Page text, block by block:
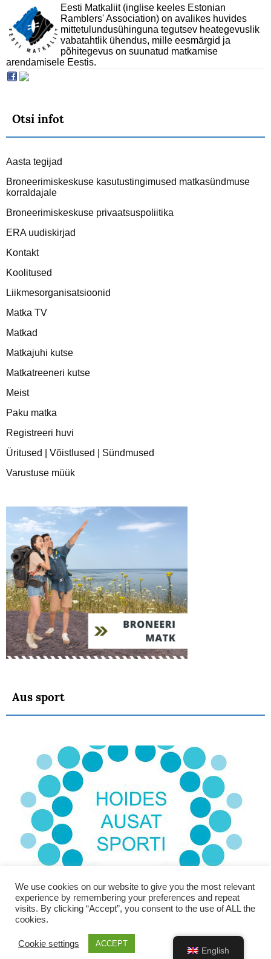
Eesti Matkaliit (inglise keeles Estonian
Ramblers' Association) on avalikes huvides
mittetulundusühinguna tegutsev heategevuslik
vabatahtlik ühendus, mille eesmärgid ja
põhitegevus on suunatud matkamise
arendamisele Eestis.
Otsi infot
Aasta tegijad
Broneerimiskeskuse kasutustingimused matkasündmuse
korraldajale
Broneerimiskeskuse privaatsuspoliitika
ERA uudiskirjad
Kontakt
Koolitused
Liikmesorganisatsioonid
Matka TV
Matkad
Matkajuhi kutse
Matkatreeneri kutse
Meist
Paku matka
Registreeri huvi
Üritused | Võistlused | Sündmused
Varustuse müük
Aus sport
We use cookies on our website to give you the most relevant
experience by remembering your preferences and repeat
visits. By clicking “Accept”, you consent to the use of ALL the
cookies.
Cookie settings ACCEPT
English